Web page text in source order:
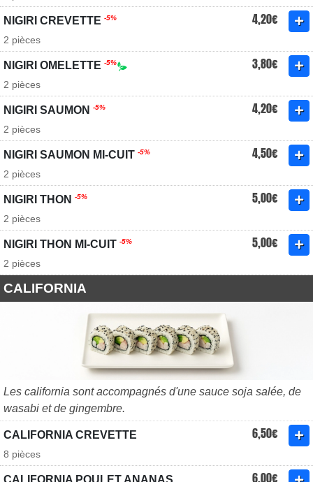
NIGIRI CREVETTE -5% 4,20€
2 pièces
NIGIRI OMELETTE -5% 3,80€
2 pièces
NIGIRI SAUMON -5% 4,20€
2 pièces
NIGIRI SAUMON MI-CUIT -5% 4,50€
2 pièces
NIGIRI THON -5% 5,00€
2 pièces
NIGIRI THON MI-CUIT -5% 5,00€
2 pièces
CALIFORNIA
Les california sont accompagnés d'une sauce soja salée, de
wasabi et de gingembre.
CALIFORNIA CREVETTE 6,50€
8 pièces
CALIFORNIA POULET ANANAS 6,00€